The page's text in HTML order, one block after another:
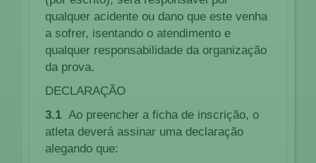
qualquer acidente ou dano que este venha
a sofrer, isentando o atendimento e
qualquer responsabilidade da organização
da prova.
DECLARAÇÃO
3.1 Ao preencher a ficha de inscrição, o
atleta deverá assinar uma declaração
alegando que: